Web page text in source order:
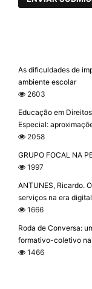
As dificuldades de
ambiente escolar
2603
Educação em
Especial:
2058
GRUPO FOCAL NA
1997
ANTUNES, Ricardo.
serviços na era
1666
Roda de Conversa:
formativo-coletivo
1466